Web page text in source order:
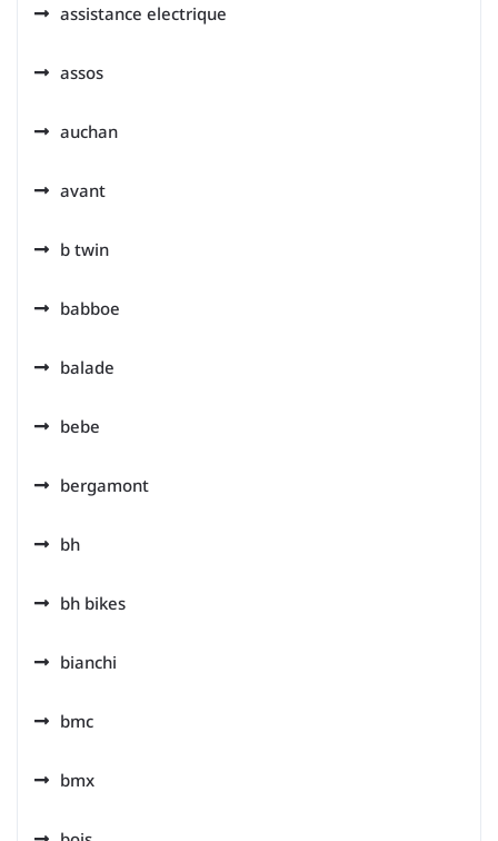
assistance electrique
assos
auchan
avant
b twin
babboe
balade
bebe
bergamont
bh
bh bikes
bianchi
bmc
bmx